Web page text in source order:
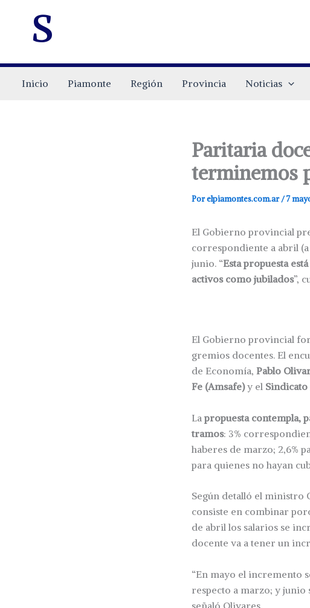
s
Inicio Piamonte Región Provincia Noticias
Paritaria
terminemos
Porelpiamontes.com.ar/7
El Gobierno provincial
correspondiente a abril
junio. “Esta propuesta
activos como jubilados”,
El Gobierno provincial
gremios docentes. El
de Economía, Pablo
Fe (Amsafe)y el
Lapropuesta contempla,
tramos: 3%
haberes de marzo; 2,6%
para quienes no hayan
Según detalló el ministro
consiste en combinar
de abril los salarios se
docente va a tener un
“En mayo el incremento
respecto a marzo; y junio
señaló Olivares.